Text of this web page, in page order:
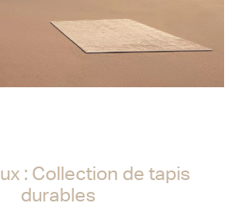
: Collection de tapis
durables